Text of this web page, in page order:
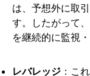
は、予想外に取
す。したがって
を継続的に監視
レバレッジ ：こ